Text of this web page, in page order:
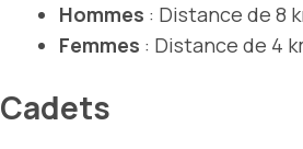
Hommes : Distance de 8
Femmes : Distance de 4
Cadets